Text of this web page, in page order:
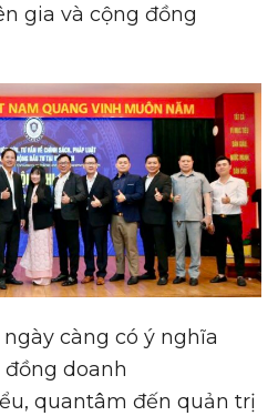
gia và cộng đồng
càng có ý nghĩa
doanh
quantâm đến quản trị